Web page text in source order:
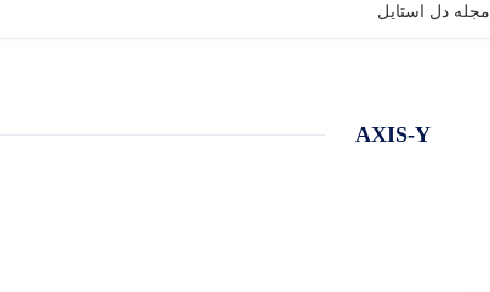
شارژر و کابل گوشی
مجله دل استایل
AXIS-Y